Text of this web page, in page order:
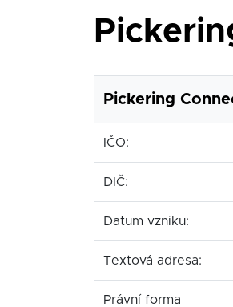
Pickering
IČO:
DIČ:
Datum vzniku:
Textová adresa:
Právní forma